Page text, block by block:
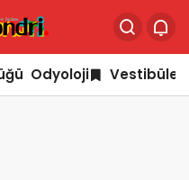
Odyoloji Vestibüler